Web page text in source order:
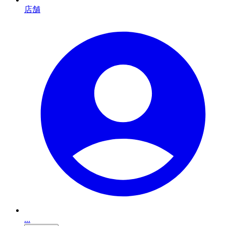
店舗
...